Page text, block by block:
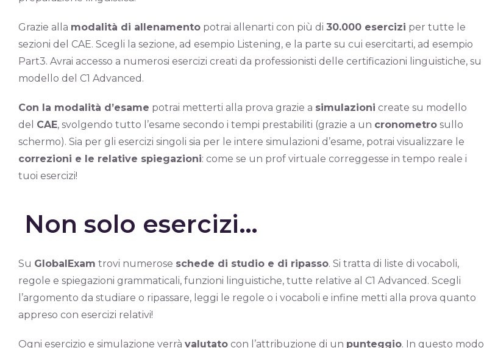
Grazie alla modalità di allenamentopotrai allenarti con più di 30.000 esercizi per tutte le
sezioni del CAE. Scegli la sezione, ad esempio Listening, e la parte su cui esercitarti, ad esempio
Part3. Avrai accesso a numerosi esercizi creati da professionisti delle certificazioni linguistiche, su
modello del C1 Advanced.
Con la modalità d’esame potrai metterti alla prova grazie a simulazioni create su modello
del CAE, svolgendo tutto l’esame secondo i tempi prestabiliti (grazie a un cronometrosullo
schermo). Sia per gli esercizi singoli sia per le intere simulazioni d’esame, potrai visualizzare le
correzioni e le relative spiegazioni: come se un prof virtuale correggesse in tempo reale i
tuoi esercizi!
Non solo esercizi…
Su GlobalExam trovi numerose schede di studio e di ripasso. Si tratta di liste di vocaboli,
regole e spiegazioni grammaticali, funzioni linguistiche, tutte relative al C1 Advanced. Scegli
l’argomento da studiare o ripassare, leggi le regole o i vocaboli e infine metti alla prova quanto
appreso con esercizi relativi!
Ogni esercizio e simulazione verrà valutatocon l’attribuzione di un punteggio. In questo modo